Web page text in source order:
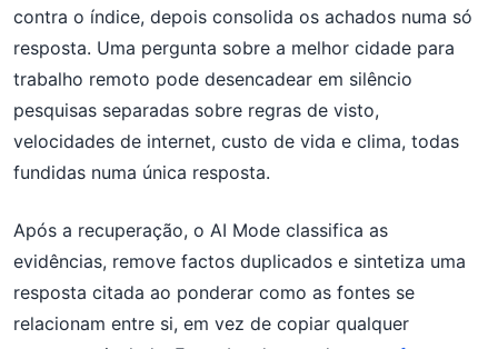
contra o índice, depois consolida os achados numa só
resposta. Uma pergunta sobre a melhor cidade para
trabalho remoto pode desencadear em silêncio
pesquisas separadas sobre regras de visto,
velocidades de internet, custo de vida e clima, todas
fundidas numa única resposta.
Após a recuperação, o AI Mode classifica as
evidências, remove factos duplicados e sintetiza uma
resposta citada ao ponderar como as fontes se
relacionam entre si, em vez de copiar qualquer